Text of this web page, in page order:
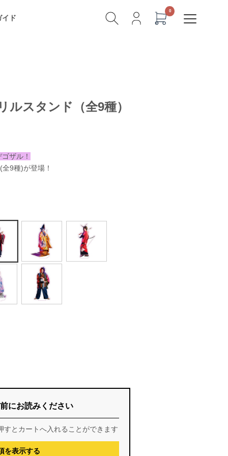
イド
ルスタンド（全9種）
ゴザル！
9種)が登場！
にお読みください
すとカートへ入れることができます
を表示する